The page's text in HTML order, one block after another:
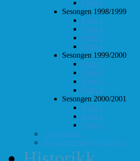
Follo 4
Sesongen 1998/1999
Follo 1
Follo 2
Follo 3
Follo 4
Sesongen 1999/2000
Follo 1
Follo 2
Follo 3
Follo 4
Sesongen 2000/2001
Follo 1
Follo 2
Follo 3
Totaloversikt
ØS-kamper med "Fullt hus"